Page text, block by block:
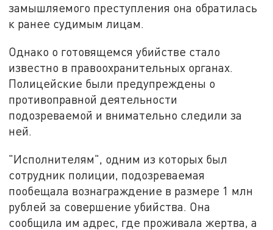
замышляемого преступления она обратилась
к ранее судимым лицам.
Однако о готовящемся убийстве стало
известно в правоохранительных органах.
Полицейские были предупреждены о
противоправной деятельности
подозреваемой и внимательно следили за
ней.
"Исполнителям", одним из которых был
сотрудник полиции, подозреваемая
пообещала вознаграждение в размере 1 млн
рублей за совершение убийства. Она
сообщила им адрес, где проживала жертва, а